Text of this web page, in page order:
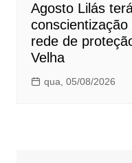
Agosto Lilás
rede de
Velha
qua, 05/08/2026